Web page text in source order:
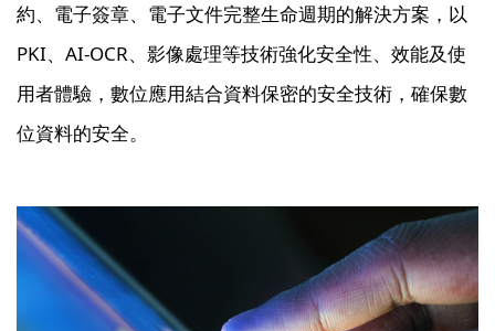
約、電子簽章、電子文件完整生命週期的解決方案，以
PKI、AI-OCR、影像處理等技術強化安全性、效能及使
用者體驗，數位應用結合資料保密的安全技術，確保數
位資料的安全。